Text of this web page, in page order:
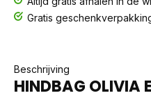
Gratis
Beschrijving
HINDBAG OLIVIA